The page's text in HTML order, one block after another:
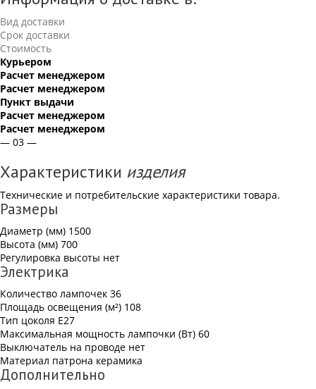
Вид доставки
Срок доставки
Стоимость
Курьером
Расчет менеджером
Расчет менеджером
Пункт выдачи
Расчет менеджером
Расчет менеджером
— 03 —
Характеристики изделия
Технические и потребительские характеристики товара.
Размеры
Диаметр (мм) 1500
Высота (мм) 700
Регулировка высоты нет
Электрика
Количество лампочек 36
Площадь освещения (м²) 108
Тип цоколя Е27
Максимальная мощность лампочки (Вт) 60
Выключатель на проводе нет
Материал патрона керамика
Дополнительно